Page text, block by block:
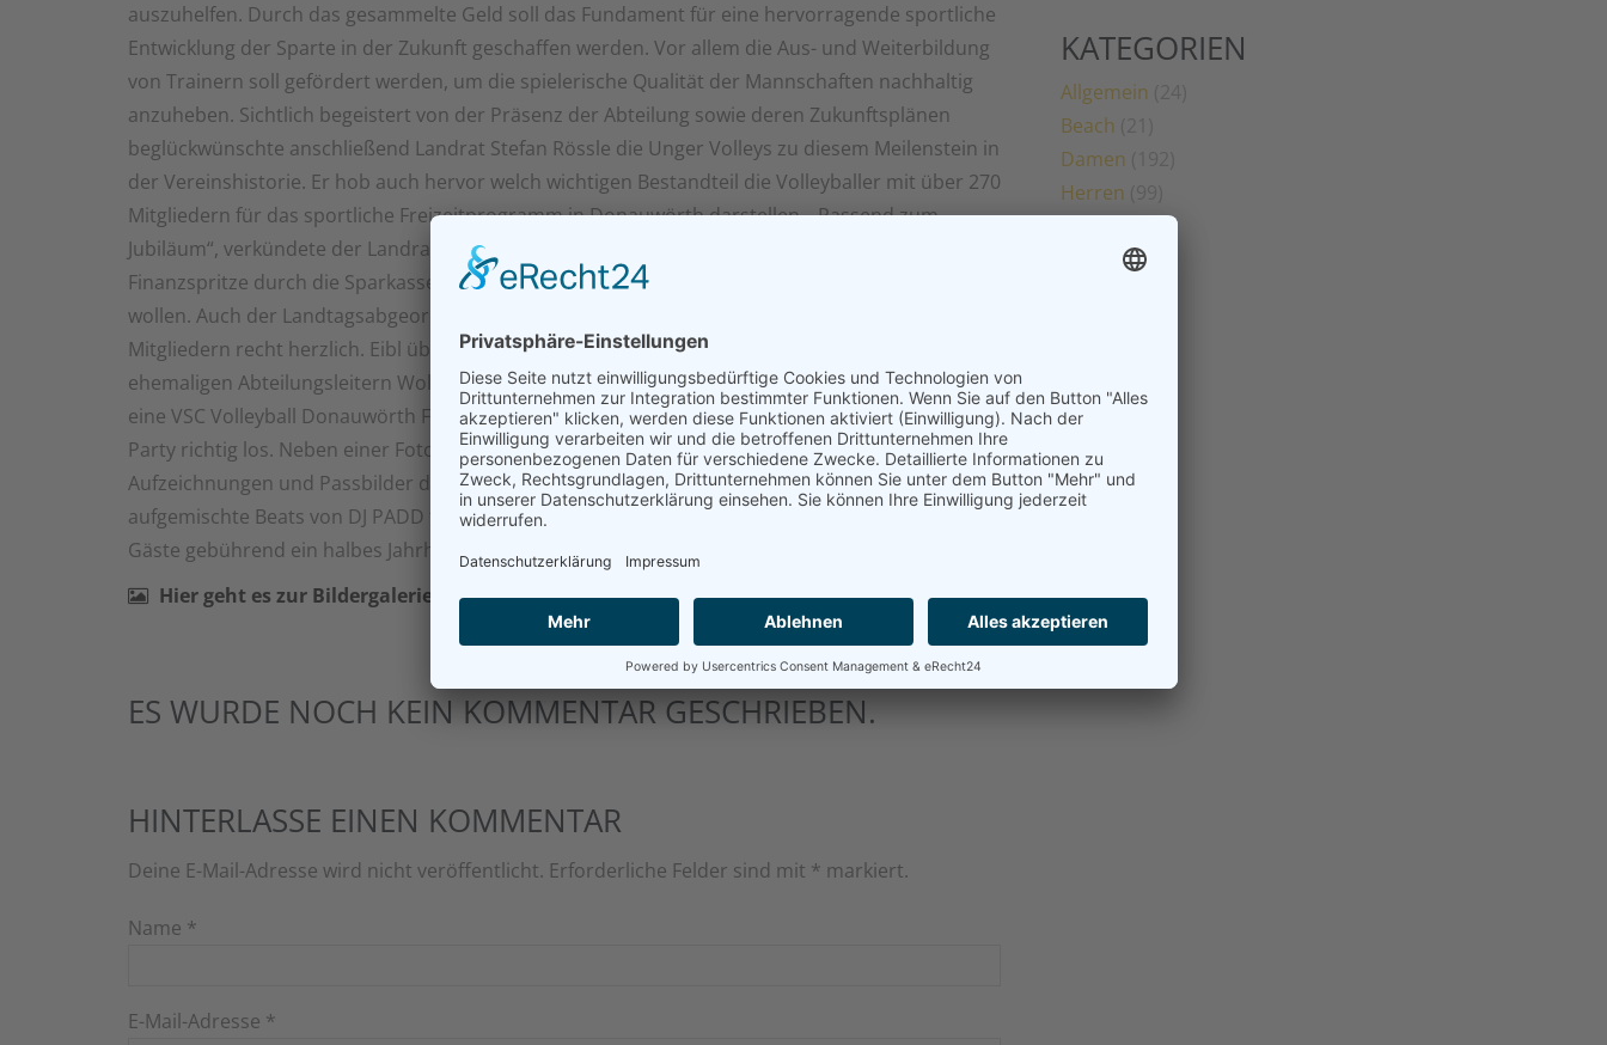
auszuhelfen. Durch das gesammelte Geld soll das Fundament für eine hervorragende sportliche
Entwicklung der Sparte in der Zukunft geschaffen werden. Vor allem die Aus- und Weiterbildung
von Trainern soll gefördert werden, um die spielerische Qualität der Mannschaften nachhaltig
anzuheben. Sichtlich begeistert von der Präsenz der Abteilung sowie deren Zukunftsplänen
beglückwünschte anschließend Landrat Stefan Rössle die Unger Volleys zu diesem Meilenstein in
der Vereinshistorie. Er hob auch hervor welch wichtigen Bestandteil die Volleyballer mit über 270
Mitgliedern für das sportliche Freizeitprogramm in Donauwörth darstellen. „Passend zum
Jubiläum“, verkündete der Landrat, in Absprache mit Oberbürgermeister Jürgen Sorré eine
Finanzspritze durch die Sparkasse Donauwörth von 500€ an die Volleyball-Abteilung spenden zu
wollen. Auch der Landtagsabgeordnete Wolfgang Fackler gratulierte der Abteilung und seinen
Mitgliedern recht herzlich. Eibl überreichte nachfolgend dem Landrat sowie den anwesenden
ehemaligen Abteilungsleitern Wolfgang Thren und Roland Pickhard passend zum Anlass jeweils
eine VSC Volleyball Donauwörth Fan Cap. Nach erfolgtem formalem Rahmen des Abends, ging die
Party richtig los. Neben einer Foto-Box, wurde auch ein „History“-Tisch installiert, sodass alte
Aufzeichnungen und Passbilder den Abend über bestaunt werden konnten. Begleitet durch
aufgemischte Beats von DJ PADD feierten die zahlreichen Mitglieder sowie viele Ehemalige und
Gäste gebührend ein halbes Jahrhundert Volleyball in Donauwörth.
Hier geht es zur Bildergalerie
ES WURDE NOCH KEIN KOMMENTAR GESCHRIEBEN.
HINTERLASSE EINEN KOMMENTAR
Deine E-Mail-Adresse wird nicht veröffentlicht. Erforderliche Felder sind mit * markiert.
Name *
E-Mail-Adresse *
KATEGORIEN
Allgemein
Beach
Damen
Herren
(59)